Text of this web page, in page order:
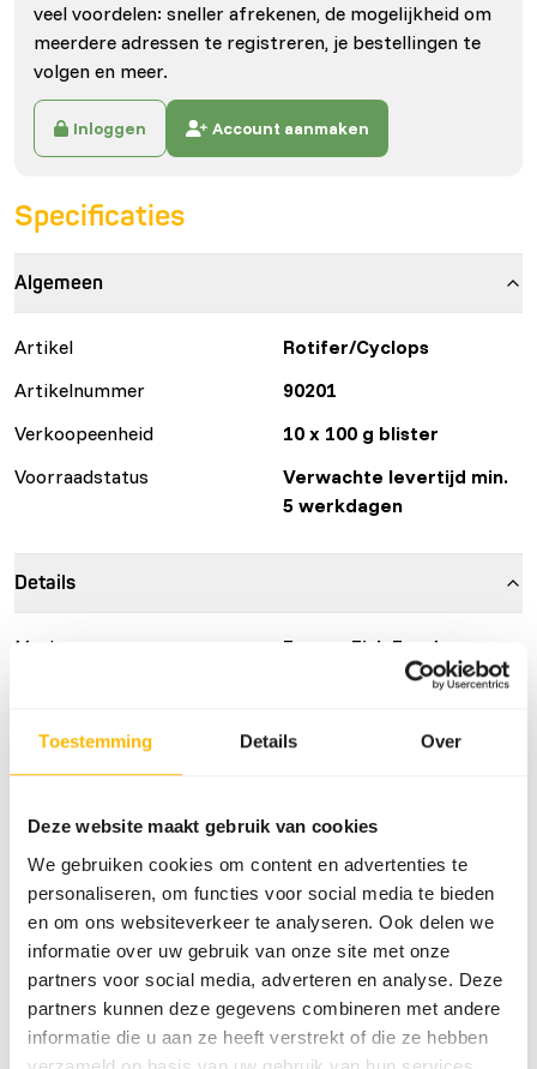
Toestemming Details Over
Deze website maakt gebruik van cookies
We gebruiken cookies om content en advertenties te
personaliseren, om functies voor social media te bieden
en om ons websiteverkeer te analyseren. Ook delen we
informatie over uw gebruik van onze site met onze
partners voor social media, adverteren en analyse. Deze
partners kunnen deze gegevens combineren met andere
informatie die u aan ze heeft verstrekt of die ze hebben
Over dit product
Voor meer informatie over dit product en de doelsoorten,
klik op de website link.
veel voordelen: sneller afrekenen, de mogelijkheid om
meerdere adressen te registreren, je bestellingen te
volgen en meer.
Inloggen Account aanmaken
Specificaties
Algemeen
Artikel
Rotifer/Cyclops
Artikelnummer
90201
Verkoopeenheid
10 x 100 g blister
Voorraadstatus
Verwachte levertijd min.
5 werkdagen
Details
Merk
Frozen Fish Food
Voedingsadvies
Dit product is een rauw diervoeder. Houd daarom de
hygiënevoorschriften in acht.